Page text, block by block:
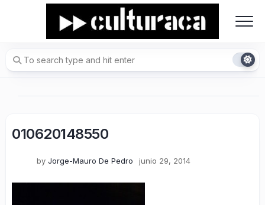
010620148550
by Jorge-Mauro De Pedro junio 29, 2014